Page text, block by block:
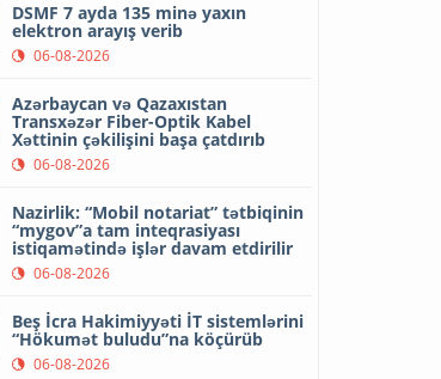
DSMF 7 ayda 135 minə yaxın
elektron arayış verib
06-08-2026
Azərbaycan və Qazaxıstan
Transxəzər Fiber-Optik Kabel
Xəttinin çəkilişini başa çatdırıb
06-08-2026
Nazirlik: “Mobil notariat” tətbiqinin
“mygov”a tam inteqrasiyası
istiqamətində işlər davam etdirilir
06-08-2026
Beş İcra Hakimiyyəti İT sistemlərini
“Hökumət buludu”na köçürüb
06-08-2026